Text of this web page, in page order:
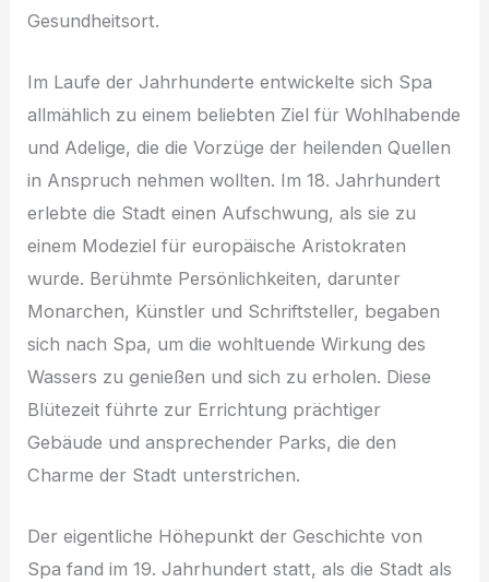
Gesundheitsort.
Im Laufe der Jahrhunderte entwickelte sich Spa
allmählich zu einem beliebten Ziel für Wohlhabende
und Adelige, die die Vorzüge der heilenden Quellen
in Anspruch nehmen wollten. Im 18. Jahrhundert
erlebte die Stadt einen Aufschwung, als sie zu
einem Modeziel für europäische Aristokraten
wurde. Berühmte Persönlichkeiten, darunter
Monarchen, Künstler und Schriftsteller, begaben
sich nach Spa, um die wohltuende Wirkung des
Wassers zu genießen und sich zu erholen. Diese
Blütezeit führte zur Errichtung prächtiger
Gebäude und ansprechender Parks, die den
Charme der Stadt unterstrichen.
Der eigentliche Höhepunkt der Geschichte von
Spa fand im 19. Jahrhundert statt, als die Stadt als